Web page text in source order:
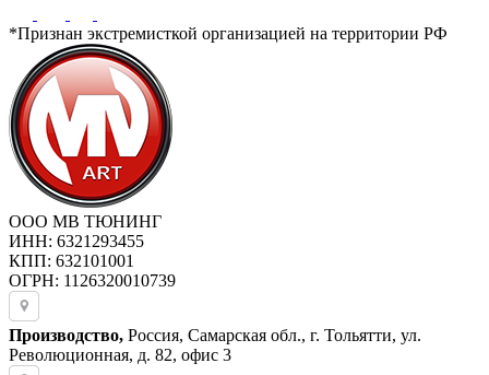
*Признан экстремисткой организацией на территории РФ
ООО МВ ТЮНИНГ
ИНН: 6321293455
КПП: 632101001
ОГРН: 1126320010739
Производство, Россия, Самарская обл., г. Тольятти, ул.
Революционная, д. 82, офис 3